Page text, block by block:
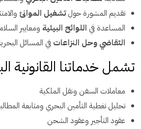
تقديم المشورة حولتشغيل الموانئ
المساعدة في اللوائح البيئية ومعايير
التقاضي وحل النزاعات في المسائل
تشمل خدماتنا القانونية
معاملات السفن ونقل الملكية
تحليل تغطية التأمين البحري ومتابعة
عقود التأجير وعقود الشحن